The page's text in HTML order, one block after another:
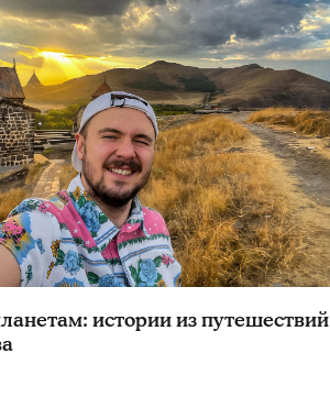
истории из путешествий